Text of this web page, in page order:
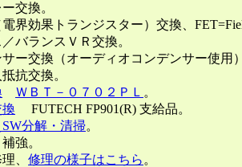
交換。
界効果トランジスター）交換、
バランスＶＲ交換。
ー交換（オーディオコンデンサー使用
抗交換。
ＷＢＴ－０７０２ＰＬ 。
FUTECH FP901(R) 支給品。
分解・清掃。
強。
、 修理の様子はこちら 。